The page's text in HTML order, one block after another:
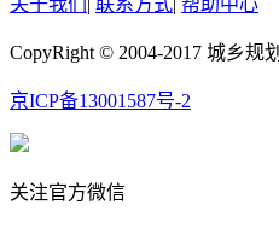
关于我们 | 联系方式| 帮助中心
CopyRight © 2004-2017 城乡规
京ICP备13001587号-2
关注官方微信